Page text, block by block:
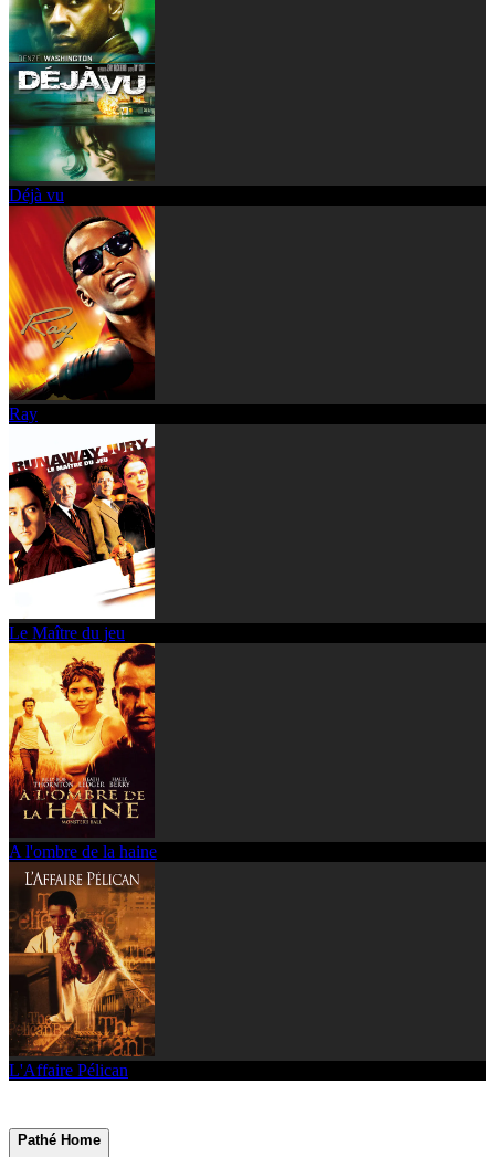
Déjà vu
Ray
Le Maître du jeu
A l'ombre de la haine
L'Affaire Pélican
Pathé Home